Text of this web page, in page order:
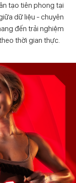
tạo tiên phong tại
dữ liệu - chuyên
đến trải nghiệm
thời gian thực.